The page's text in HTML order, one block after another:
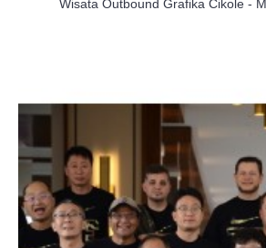
Wisata Outbound Grafika Cikole -